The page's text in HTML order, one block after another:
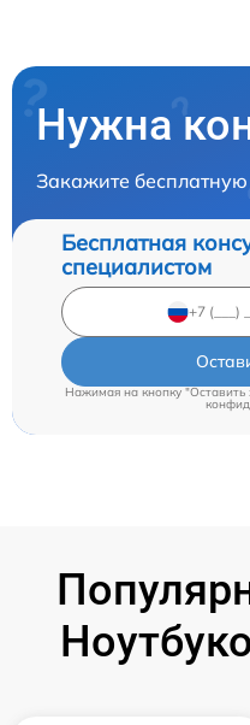
Нужна
Закажите
Бесплатная
специалистом
Нажимая на кнопку